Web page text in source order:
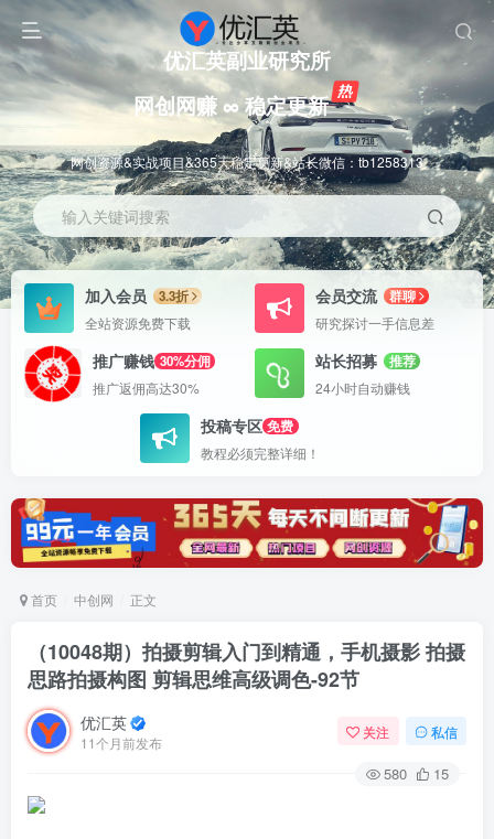
优汇英副业研究所
网创网赚 ∞ 稳定更新
网创资源&实战项目&365天稳定更新&站长微信：tb1258313
输入关键词搜索
加入会员
3.3折
全站资源免费下载
会员交流
群聊
研究探讨一手信息差
推广赚钱 30%分佣
推广返佣高达30%
站长招募
推荐
24小时自动赚钱
投稿专区 免费
教程必须完整详细！
首页 中创网 正文
（10048期）拍摄剪辑入门到精通，手机摄影 拍摄
思路拍摄构图 剪辑思维高级调色-92节
优汇英
11个月前发布
关注 私信
580 15